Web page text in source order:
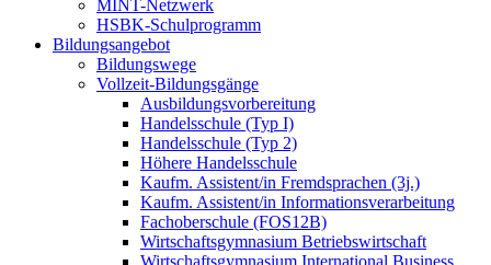
MINT-Netzwerk
HSBK-Schulprogramm
Bildungsangebot
Bildungswege
Vollzeit-Bildungsgänge
Ausbildungsvorbereitung
Handelsschule (Typ I)
Handelsschule (Typ 2)
Höhere Handelsschule
Kaufm. Assistent/in­ Fremdsprachen (3j.)
Kaufm. Assistent/in Informationsverarbeitung
Fachoberschule (FOS12B)
Wirtschaftsgymnasium Betriebswirtschaft
Wirtschaftsgymnasium International Business